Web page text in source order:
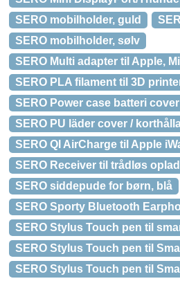
SERO mobilholder, guld
SERO mobilholder, sølv
SERO Multi adapter til Apple,
SERO PLA filament til 3D
SERO Power case batteri
SERO PU läder cover /
SERO QI AirCharge til Apple
SERO Receiver til trådløs
SERO siddepude for børn, blå
SERO Sporty Bluetooth
SERO Stylus Touch pen til
SERO Stylus Touch pen til
SERO Stylus Touch pen til